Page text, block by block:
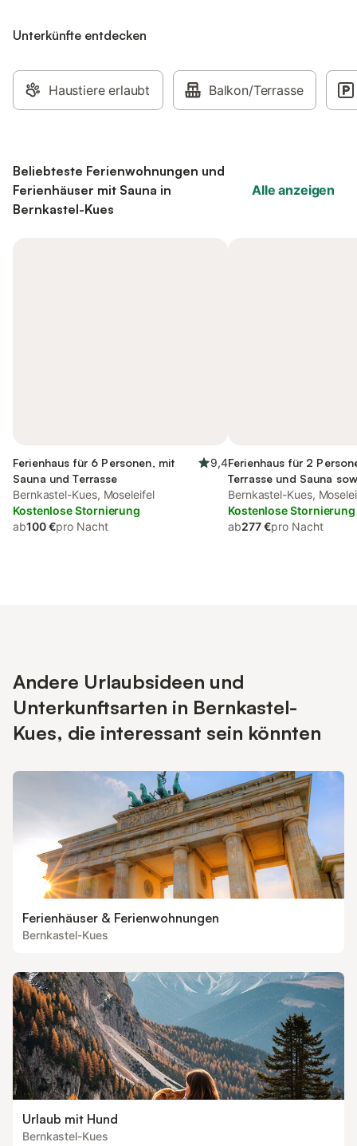
Unterkünfte entdecken
Haustiere erlaubt Balkon/Terrasse
Beliebteste Ferienwohnungen und
Ferienhäuser mit Sauna in
Bernkastel-Kues
Alle anzeigen
Ferienhaus für 6 Personen, mit
Sauna und Terrasse
9,4
Bernkastel-Kues, Moseleifel
Kostenlose Stornierung
ab100 €pro Nacht
Ferienhaus für 2
Terrasse und Sauna
Whirlpool
Bernkastel-Kues,
Kostenlose Stornierung
ab277 €pro Nacht
Andere Urlaubsideen und
Unterkunftsarten in Bernkastel-
Kues, die interessant sein könnten
Ferienhäuser & Ferienwohnungen
Bernkastel-Kues
Urlaub mit Hund
Bernkastel-Kues